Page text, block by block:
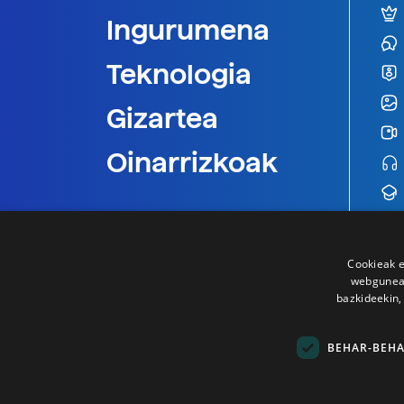
Ingurumena
Teknologia
Gizartea
Oinarrizkoak
Cookieak
BEHAR-